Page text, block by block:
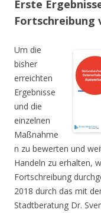
Erste
Um die
bisher
erreichten
Ergebnisse
und die
einzelnen
Maßnahme
n zu bewerten und
Handeln zu erhalten,
Fortschreibung
2018 durch das mit
Stadtberatung Dr.